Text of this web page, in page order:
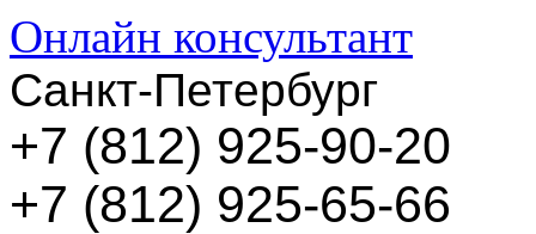
Онлайн консультант
Санкт-Петербург
+7 (812) 925-90-20
+7 (812) 925-65-66